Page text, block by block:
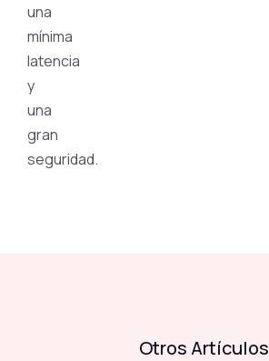
una
mínima
latencia
y
una
gran
seguridad.
Otros Artículos